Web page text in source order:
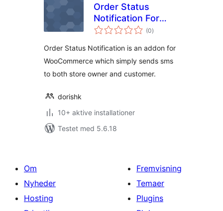
Order Status
Notification For
WooCommerce
(0totale
bedømmelser
)
Order Status Notification is an addon for
WooCommerce which simply sends sms
to both store owner and customer.
dorishk
10+ aktive installationer
Testet med 5.6.18
Om
Nyheder
Hosting
Fremvisning
Temaer
Plugins